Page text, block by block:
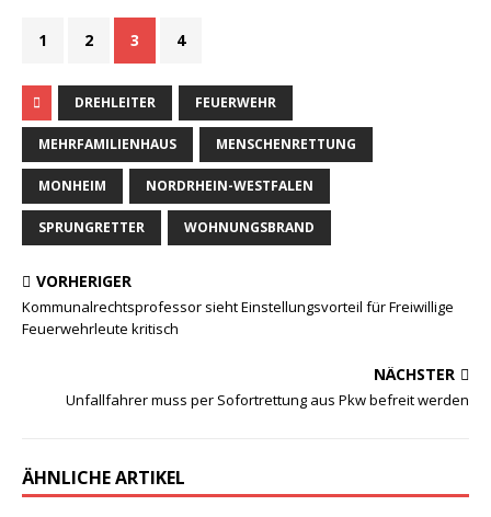
1 2 3 4
DREHLEITER FEUERWEHR
MEHRFAMILIENHAUS MENSCHENRETTUNG
MONHEIM NORDRHEIN-WESTFALEN
SPRUNGRETTER WOHNUNGSBRAND
VORHERIGER
Kommunalrechtsprofessor sieht Einstellungsvorteil für Freiwillige
Feuerwehrleute kritisch
NÄCHSTER
Unfallfahrer muss per Sofortrettung aus Pkw befreit werden
ÄHNLICHE ARTIKEL